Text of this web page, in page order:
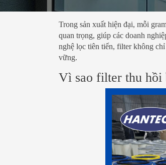
Trong sản xuất hiện đại, mỗi
quan trọng, giúp các doanh
nghệ lọc tiên tiến, filter không
vững.
Vì sao filter thu hồi